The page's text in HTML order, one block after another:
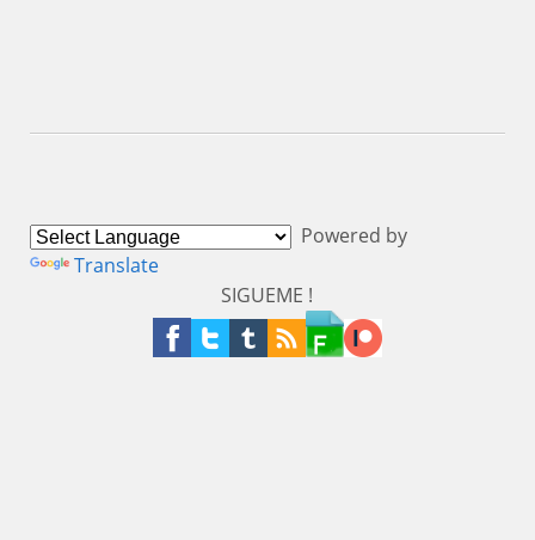
Powered by
Translate
SIGUEME !